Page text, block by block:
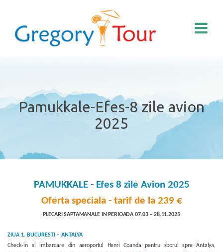
Pamukkale-Efes-8 zile avion
2025
PAMUKKALE - Efes 8 zile Avion 2025
Oferta speciala - tarif de la 239 €
PLECARI SAPTAMANALE IN PERIOADA 07.03 – 28.11.2025
ZIUA 1. BUCURESTI – ANTALYA
Check-in si imbarcare din aeroportul Henri Coanda pentru zborul spre Antalya,